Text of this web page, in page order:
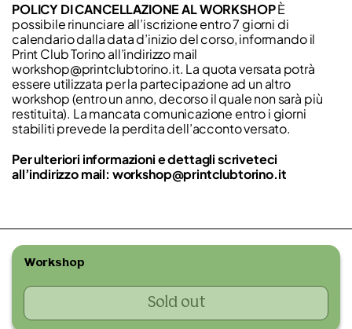
POLICY DI CANCELLAZIONE AL WORKSHOPÈ
possibile rinunciare all’iscrizione entro 7 giorni di
calendario dalla data d’inizio del corso, informando il
Print Club Torino all’indirizzo mail
workshop@printclubtorino.it. La quota versata potrà
essere utilizzata per la partecipazione ad un altro
workshop (entro un anno, decorso il quale non sarà più
restituita). La mancata comunicazione entro i giorni
stabiliti prevede la perdita dell’acconto versato.
Per ulteriori informazioni e dettagli scriveteci
all’indirizzo mail: workshop@printclubtorino.it
Workshop
Sold out